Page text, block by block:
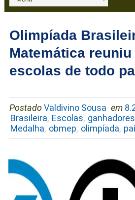
Olimpíada
Matemática reuniu
escolas de todo
PostadoValdivino Sousa em
Brasileira, Escolas, ganhadores
Medalha, obmep, olimpíada,